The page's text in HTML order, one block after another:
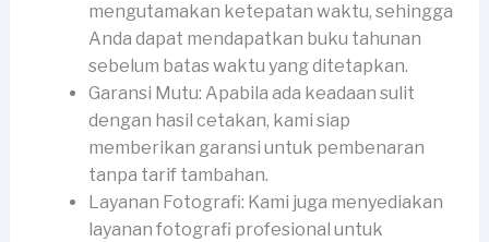
mengutamakan ketepatan waktu, sehingga
Anda dapat mendapatkan buku tahunan
sebelum batas waktu yang ditetapkan.
Garansi Mutu: Apabila ada keadaan sulit
dengan hasil cetakan, kami siap
memberikan garansi untuk pembenaran
tanpa tarif tambahan.
Layanan Fotografi: Kami juga menyediakan
layanan fotografi profesional untuk